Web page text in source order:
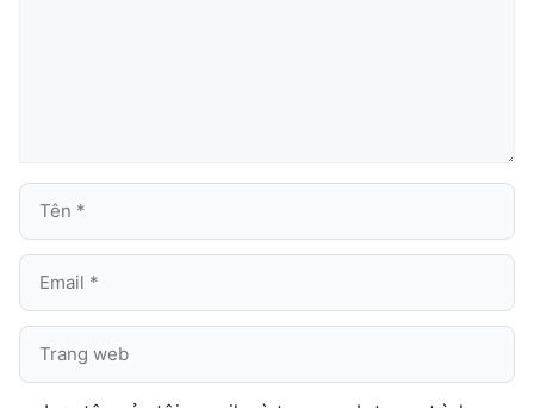
Tên
Email
Trang
web